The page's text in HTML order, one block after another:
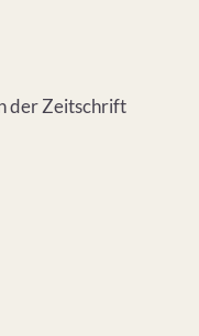
der Zeitschrift